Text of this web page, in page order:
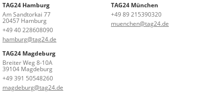
TAG24 Hamburg
Am Sandtorkai 77
20457 Hamburg
+49 40 228608090
hamburg@tag24.de
TAG24 München
+49 89 215390320
muenchen@tag24.de
TAG24 Magdeburg
Breiter Weg 8-10A
39104 Magdeburg
+49 391 50548260
magdeburg@tag24.de